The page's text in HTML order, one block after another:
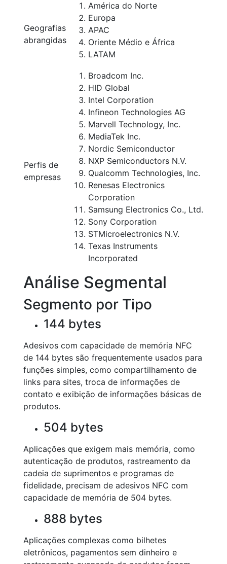
Geografias
abrangidas
América do Norte
Europa
APAC
Oriente Médio e África
LATAM
Perfis de
empresas
Broadcom Inc.
HID Global
Intel Corporation
Infineon Technologies AG
Marvell Technology, Inc.
MediaTek Inc.
Nordic Semiconductor
NXP Semiconductors N.V.
Qualcomm Technologies, Inc.
Renesas Electronics
Corporation
Samsung Electronics Co., Ltd.
Sony Corporation
STMicroelectronics N.V.
Texas Instruments
Incorporated
Análise Segmental
Segmento por Tipo
144 bytes
Adesivos com capacidade de memória NFC
de 144 bytes são frequentemente usados para
funções simples, como compartilhamento de
links para sites, troca de informações de
contato e exibição de informações básicas de
produtos.
504 bytes
Aplicações que exigem mais memória, como
autenticação de produtos, rastreamento da
cadeia de suprimentos e programas de
fidelidade, precisam de adesivos NFC com
capacidade de memória de 504 bytes.
888 bytes
Aplicações complexas como bilhetes
eletrônicos, pagamentos sem dinheiro e